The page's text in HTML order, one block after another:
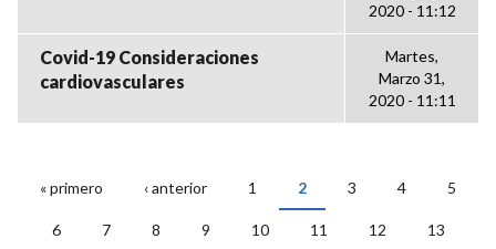
2020 - 11:12
Covid-19 Consideraciones
cardiovasculares
Martes,
Marzo 31,
2020 - 11:11
PÁGINAS
« primero ‹ anterior 1 2 3 4 5
6 7 8 9 10 11 12 13